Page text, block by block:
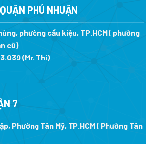
1.079.200 ₫.
PHÚ NHUẬN
phường cầu kiệu, TP.HCM ( phường
cũ)
(Mr. Thi)
7
Phường Tân Mỹ, TP.HCM ( Phường Tân